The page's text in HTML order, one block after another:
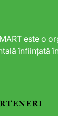
este o
înființată